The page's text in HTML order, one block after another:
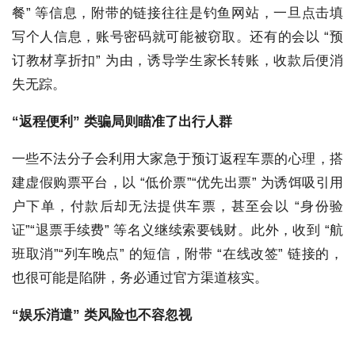
餐” 等信息，附带的链接往往是钓鱼网站，一旦点击填
写个人信息，账号密码就可能被窃取。还有的会以 “预
订教材享折扣” 为由，诱导学生家长转账，收款后便消
失无踪。
“返程便利” 类骗局则瞄准了出行人群
一些不法分子会利用大家急于预订返程车票的心理，搭
建虚假购票平台，以 “低价票”“优先出票” 为诱饵吸引用
户下单，付款后却无法提供车票，甚至会以 “身份验
证”“退票手续费” 等名义继续索要钱财。此外，收到 “航
班取消”“列车晚点” 的短信，附带 “在线改签” 链接的，
也很可能是陷阱，务必通过官方渠道核实。
“娱乐消遣” 类风险也不容忽视